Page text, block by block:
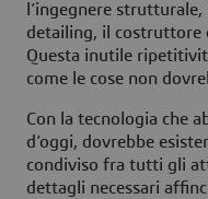
l’ingegnere
detailing, il costruttore
Questa inutile
come le cose non
Con la tecnologia che
d’oggi, dovrebbe
condiviso fra tutti gli
dettagli necessari